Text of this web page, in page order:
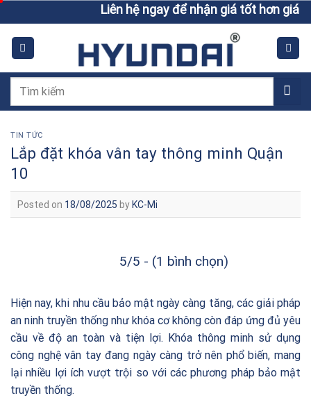
to
content
Liên hệ ngay để nhận giá tốt hơn giá niêm yết
Tìm
TIN TỨC
Lắp đặt khóa vân tay thông minh Quận
10
Posted on 18/08/2025 by KC-Mi
5/5 - (1 bình chọn)
Hiện nay, khi nhu cầu bảo mật ngày càng tăng, các giải pháp
an ninh truyền thống như khóa cơ không còn đáp ứng đủ yêu
cầu về độ an toàn và tiện lợi. Khóa thông minh sử dụng
công nghệ vân tay đang ngày càng trở nên phổ biến, mang
lại nhiều lợi ích vượt trội so với các phương pháp bảo mật
truyền thống.